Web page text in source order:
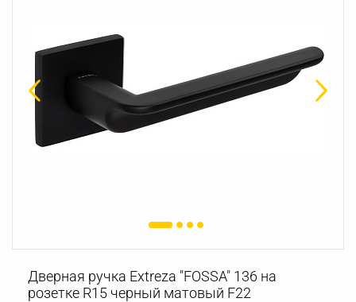
Дверная ручка Extreza "FOSSA" 136 на
розетке R15 черный матовый F22